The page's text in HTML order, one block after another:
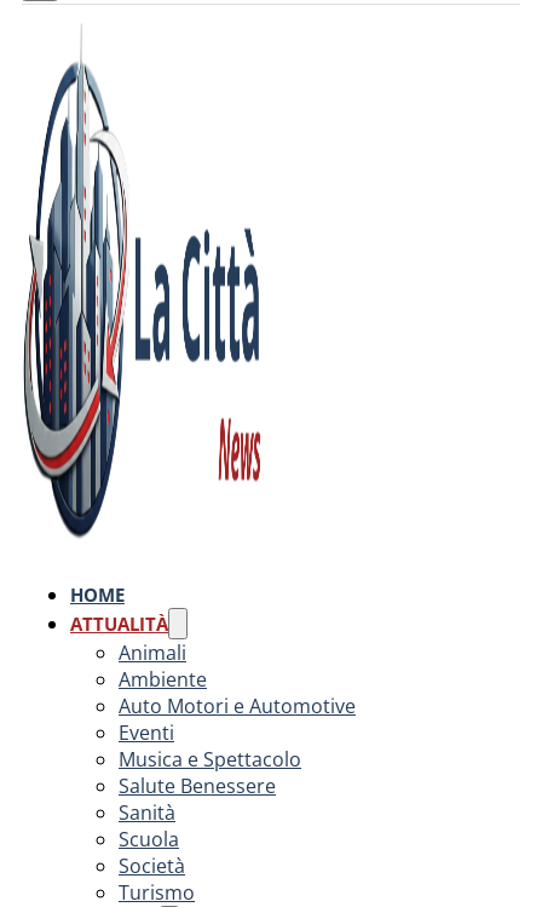
HOME
ATTUALITÀ
Animali
Ambiente
Auto Motori e Automotive
Eventi
Musica e Spettacolo
Salute Benessere
Sanità
Scuola
Società
Turismo